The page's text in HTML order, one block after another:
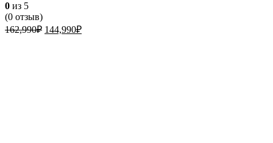
0 из 5
(0 отзыв)
162,990₽ Первоначальная
144,990₽Текущая